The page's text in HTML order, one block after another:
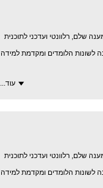
שלם, רלוונטי ועדכני לתוכנית
לשונות הלומדים ומקדמת למידה
עוד...
שלם, רלוונטי ועדכני לתוכנית
לשונות הלומדים ומקדמת למידה